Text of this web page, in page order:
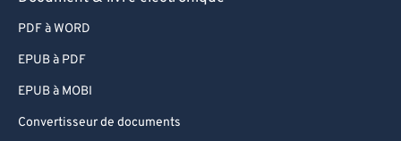
PDF à WORD
EPUB à PDF
EPUB à MOBI
Convertisseur de documents